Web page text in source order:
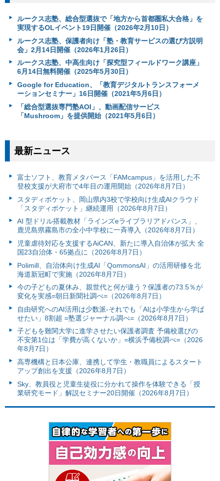
ルークス志塾、総合型選抜で「地方から首都圏私大合格」を
実現するOLイベント19日開催（2026年2月10日）
ルークス志塾、保護者向け「塾・教育サービスの選び方説明
会」2月14日開催（2026年1月26日）
ルークス志塾、中高生向け「探究型フィールドワーク講座」
6月14日無料開催（2025年5月30日）
Google for Education、「教育デジタルトランスフォーメ
ーションセミナー」16日開催（2021年5月6日）
「総合型選抜専門塾AOI」、動画配信サービス
「Mushroom」を提供開始（2021年5月6日）
最新ニュース
富⼠ソフト、教育メタバース「FAMcampus」を活用した不
登校支援が大府市で4年目の運用開始（2026年8月7日）
スタディポケット、岡山県内3校で学校向け生成AIクラウド
「スタディポケット」継続運用（2026年8月7日）
AI 型ドリル搭載教材「ラインズeライブラリアドバンス」、
鹿児島県霧島市の全小中学校に一斉導入（2026年8月7日）
児童虐待対応を支援するAiCAN、新たに導入自治体が拡大 全
国23自治体・65拠点に（2026年8月7日）
Polimill、自治体向け生成AI「QommonsAI」の活用研修を北
海道新冠町で実施（2026年8月7日）
今の子どもの夏休み、親世代と何が違う？保護者の73.5％が
変化を実感=朝日新聞社調べ=（2026年8月7日）
自由研究へのAI活用は少数派-それでも「AIは小学生から学ば
せたい」8割超 =塾選ジャーナル調べ=（2026年8月7日）
子どもを難関大学に進学させたい保護者調査 予備校選びの
不安第1位は「学費が高くないか」=横浜予備校調べ=（2026
年8月7日）
高専機構と日本公庫、連携して学生・教職員によるスタート
アップ創出を支援（2026年8月7日）
Sky、教員役と児童生徒役に分かれて操作を体験できる「授
業研究モード」解説セミナー20日開催（2026年8月7日）